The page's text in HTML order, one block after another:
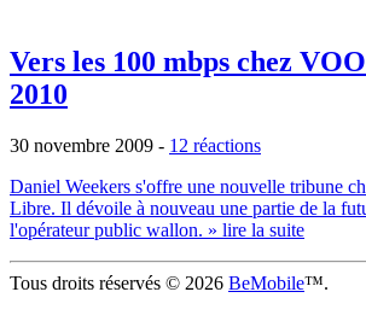
Vers les 100 mbps chez
2010
30 novembre 2009 - 12 réactions
Daniel Weekers s'offre une nouvelle tribune
Libre. Il dévoile à nouveau une partie de la
l'opérateur public wallon. » lire la suite
Tous droits réservés © 2026 BeMobile™.